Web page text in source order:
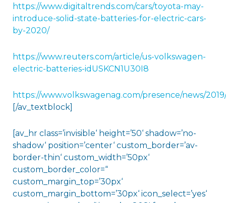
https://www.digitaltrends.com/cars/toyota-may-
introduce-solid-state-batteries-for-electric-cars-
by-2020/
https://www.reuters.com/article/us-volkswagen-
electric-batteries-idUSKCN1U30I8
https://www.volkswagenag.com/presence/news/
[/av_textblock]
[av_hr class=’invisible‘ height=’50‘ shadow=’no-
shadow‘ position=’center‘ custom_border=’av-
border-thin‘ custom_width=’50px‘
custom_border_color=“
custom_margin_top=’30px‘
custom_margin_bottom=’30px‘ icon_select=’yes‘